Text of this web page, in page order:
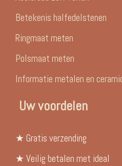
Betekenis halfedelstenen
Ringmaat meten
Polsmaat meten
Informatie metalen en
Uw voordelen
★ Gratis verzending
★ Veilig betalen met ideal